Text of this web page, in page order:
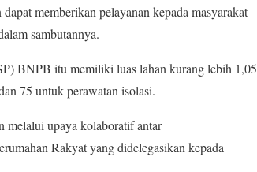
memberikan pelayanan kepada masyarakat
sambutannya.
BNPB itu memiliki luas lahan kurang lebih 1,05
75 untuk perawatan isolasi.
melalui upaya kolaboratif antar
Rakyat yang didelegasikan kepada